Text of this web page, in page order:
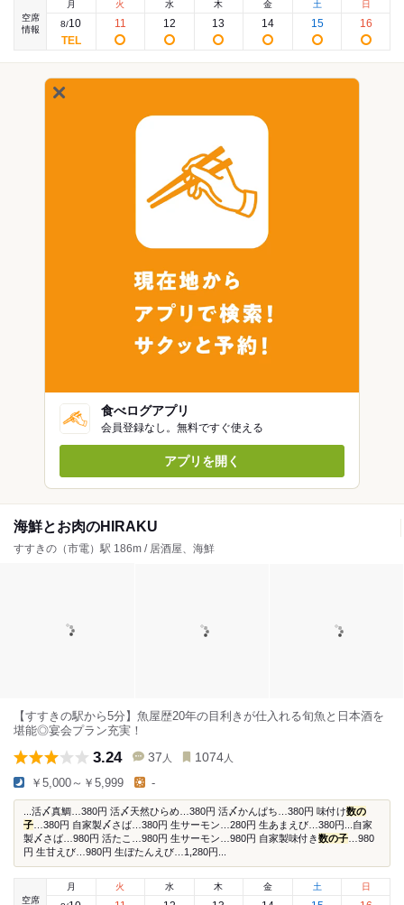
空席
情報
月
8/10
火
11
水
12
木
13
金
14
土
15
日
16
食べログアプリ
会員登録なし。無料ですぐ使える
アプリを開く
海鮮とお肉のHIRAKU
すすきの（市電）駅 186m / 居酒屋、海鮮
【すすきの駅から5分】魚屋歴20年の目利きが仕入れる旬魚と日本酒を
堪能◎宴会プラン充実！
3.24 37 人 1074 人
￥5,000～￥5,999 -
...活〆真鯛…380円 活〆天然ひらめ…380円 活〆かんぱち…380円 味付け数の
子 …380円 自家製〆さば…380円 生サーモン…280円 生あまえび…380円...自家
製〆さば…980円 活たこ…980円 生サーモン…980円 自家製味付き数の子 …980
円 生甘えび…980円 生ぼたんえび…1,280円...
空席
月
火 水 木 金 土 日